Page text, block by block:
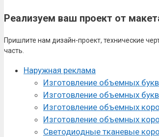
Реализуем ваш проект от
Пришлите нам дизайн-проект, технические
часть.
Наружная реклама
Изготовление объемных
Изготовление объемных
Изготовление объемных
Изготовление объемных
Светодиодные тканевые